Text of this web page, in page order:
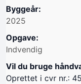
Byggeår:
2025
Opgave:
Indvendig
Vil du bruge
Oprettet i cvr nr.: